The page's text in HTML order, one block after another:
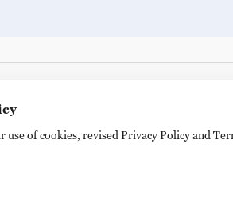
of cookies, revised Privacy Policy and